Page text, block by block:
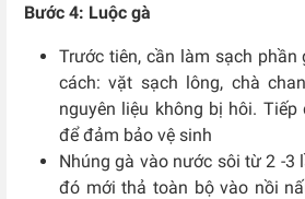
Bước 4: Luộc gà
Trước tiên, cần làm sạch
cách: vặt sạch lông, chà
nguyên liệu không bị hôi.
để đảm bảo vệ sinh
Nhúng gà vào nước sôi từ 2 -3
đó mới thả toàn bộ vào nồi